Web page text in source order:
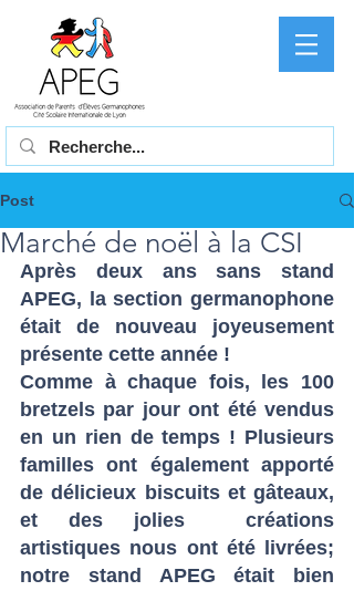
Post
Marché de noël à la CSI
Après deux ans sans stand
APEG, la section germanophone
était de nouveau joyeusement
présente cette année !
Comme à chaque fois, les 100
bretzels par jour ont été vendus
en un rien de temps ! Plusieurs
familles ont également apporté
de délicieux biscuits et gâteaux,
et des jolies  créations
artistiques nous ont été livrées;
notre stand APEG était bien